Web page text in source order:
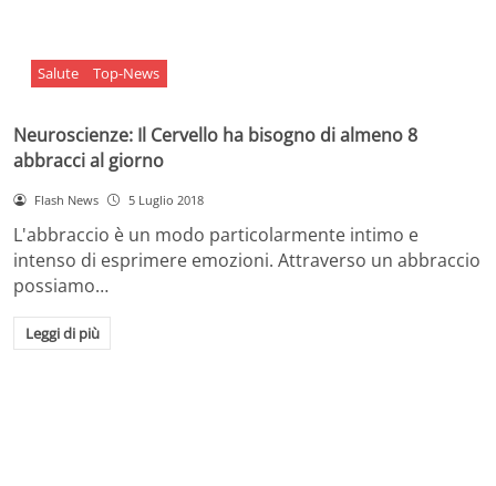
Salute Top-News
Neuroscienze: Il Cervello ha bisogno di almeno 8
abbracci al giorno
Flash News 5 Luglio 2018
L'abbraccio è un modo particolarmente intimo e
intenso di esprimere emozioni. Attraverso un abbraccio
possiamo…
Leggi di più